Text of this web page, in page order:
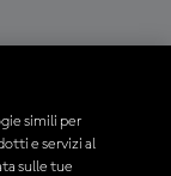
simili per
e servizi al
sulle tue